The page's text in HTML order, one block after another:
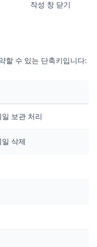
작성 창 닫기
할 수 있는 단축키입니다:
보관 처리
삭제